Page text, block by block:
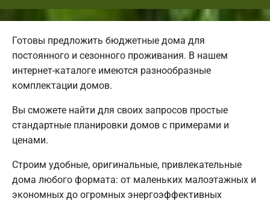
Готовы предложить бюджетные дома для
постоянного и сезонного проживания. В нашем
интернет-каталоге имеются разнообразные
комплектации домов.
Вы сможете найти для своих запросов простые
стандартные планировки домов с примерами и
ценами.
Строим удобные, оригинальные, привлекательные
дома любого формата: от маленьких малоэтажных и
экономных до огромных энергоэффективных